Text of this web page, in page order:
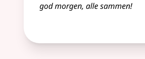
god morgen, alle sammen!